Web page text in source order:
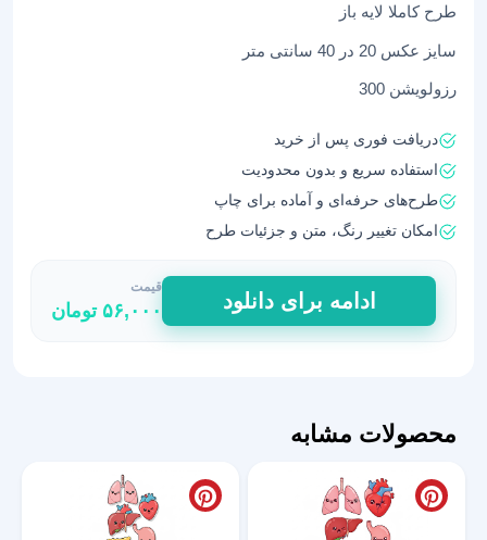
طرح کاملا لایه باز
سایز عکس 20 در 40 سانتی متر
رزولویشن 300
دریافت فوری پس از خرید
استفاده سریع و بدون محدودیت
طرح‌های حرفه‌ای و آماده برای چاپ
امکان تغییر رنگ، متن و جزئیات طرح
طرح
لایه
باز
انسان
ادامه برای دانلود
قیمت
۵۶,۰۰۰ تومان
محصولات مشابه